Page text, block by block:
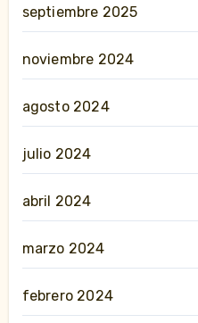
septiembre 2025
noviembre 2024
agosto 2024
julio 2024
abril 2024
marzo 2024
febrero 2024